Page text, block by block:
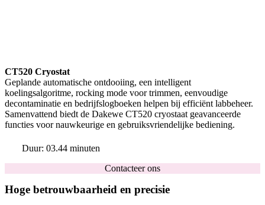
CT520 Cryostat
Geplande automatische ontdooiing, een intelligent
koelingsalgoritme, rocking mode voor trimmen, eenvoudige
decontaminatie en bedrijfslogboeken helpen bij efficiënt labbeheer.
Samenvattend biedt de Dakewe CT520 cryostaat geavanceerde
functies voor nauwkeurige en gebruiksvriendelijke bediening.
Duur: 03.44 minuten
Contacteer ons
Hoge betrouwbaarheid en precisie